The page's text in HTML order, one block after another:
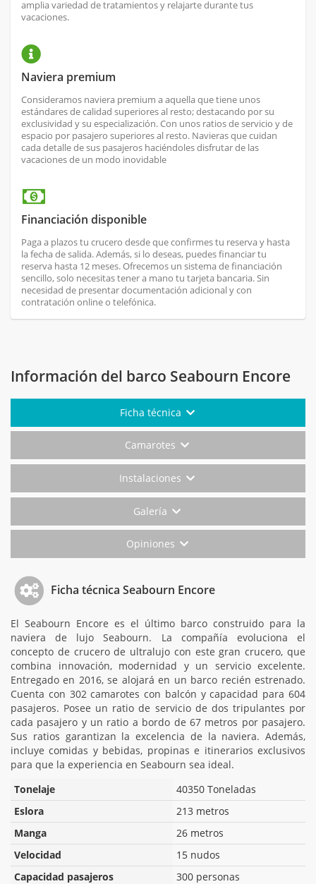
amplia variedad de tratamientos y relajarte durante tus
vacaciones.
Naviera premium
Consideramos naviera premium a aquella que tiene unos
estándares de calidad superiores al resto; destacando por su
exclusividad y su especialización. Con unos ratios de servicio y de
espacio por pasajero superiores al resto. Navieras que cuidan
cada detalle de sus pasajeros haciéndoles disfrutar de las
vacaciones de un modo inovidable
Financiación disponible
Paga a plazos tu crucero desde que confirmes tu reserva y hasta
la fecha de salida. Además, si lo deseas, puedes financiar tu
reserva hasta 12 meses. Ofrecemos un sistema de financiación
sencillo, solo necesitas tener a mano tu tarjeta bancaria. Sin
necesidad de presentar documentación adicional y con
contratación online o telefónica.
Información del barco Seabourn Encore
Ficha técnica
Camarotes
Instalaciones
Galería
Opiniones
Ficha técnica Seabourn Encore
El Seabourn Encore es el último barco construido para la
naviera de lujo Seabourn. La compañía evoluciona el
concepto de crucero de ultralujo con este gran crucero, que
combina innovación, modernidad y un servicio excelente.
Entregado en 2016, se alojará en un barco recién estrenado.
Cuenta con 302 camarotes con balcón y capacidad para 604
pasajeros. Posee un ratio de servicio de dos tripulantes por
cada pasajero y un ratio a bordo de 67 metros por pasajero.
Sus ratios garantizan la excelencia de la naviera. Además,
incluye comidas y bebidas, propinas e itinerarios exclusivos
para que la experiencia en Seabourn sea ideal.
Tonelaje
40350 Toneladas
Eslora
213 metros
Manga
26 metros
Velocidad
15 nudos
Capacidad pasajeros
300 personas